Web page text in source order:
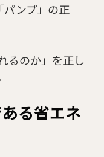
パンプ」の正
るのか」を正し
る省エネ